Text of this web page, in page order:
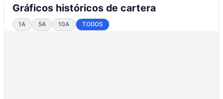
Gráficos históricos de cartera
1A 5A 10A TODOS